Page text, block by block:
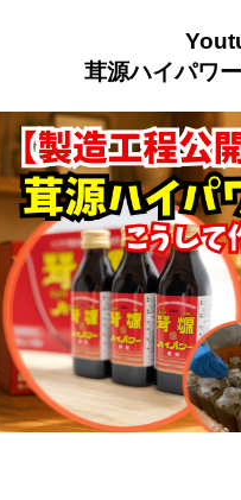
茸源ハイパワ